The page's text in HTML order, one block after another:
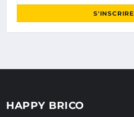
S'INSCRIRE
HAPPY BRICO